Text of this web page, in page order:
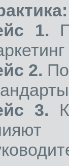
1.
2.
3.